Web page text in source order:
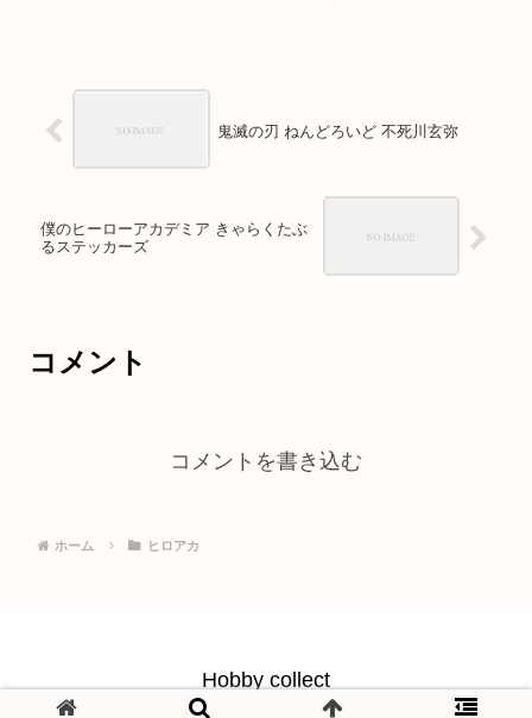
鬼滅の刃 ねんどろいど 不死川玄弥
僕のヒーローアカデミア きゃらくたぶ
るステッカーズ
コメント
コメントを書き込む
ホーム ヒロアカ
Hobby collect